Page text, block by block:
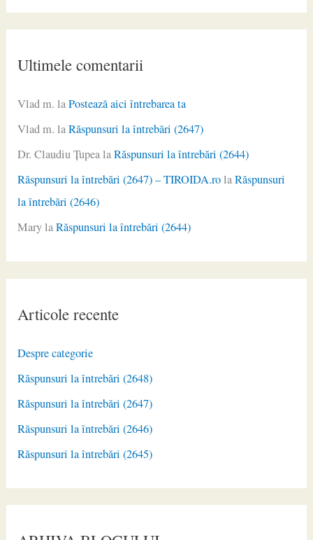
Ultimele comentarii
Vlad m. laPostează aici întrebarea ta
Vlad m. laRăspunsuri la întrebări (2647)
Dr. Claudiu ŢupealaRăspunsuri la întrebări (2644)
Răspunsuri la întrebări (2647) – TIROIDA.rolaRăspunsuri
la întrebări (2646)
MarylaRăspunsuri la întrebări (2644)
Articole recente
Despre categorie
Răspunsuri la întrebări (2648)
Răspunsuri la întrebări (2647)
Răspunsuri la întrebări (2646)
Răspunsuri la întrebări (2645)